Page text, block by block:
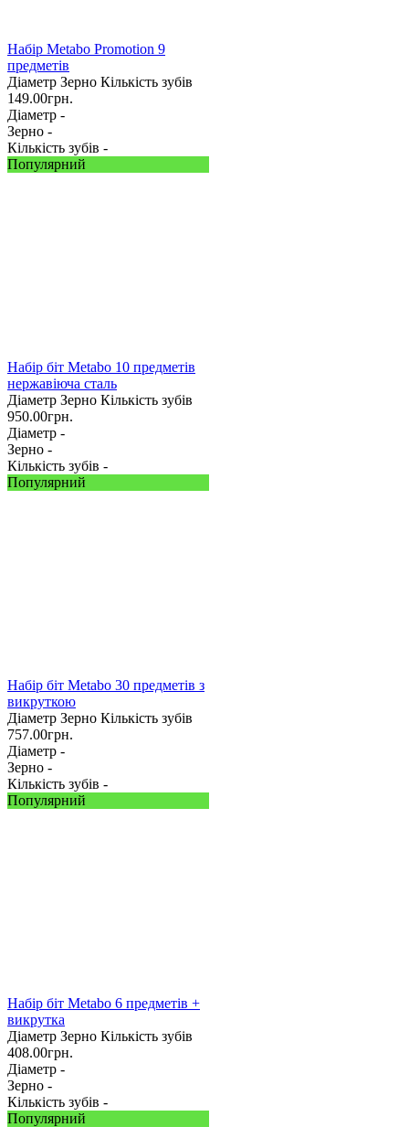
Набір Metabo Promotion 9
предметів
Діаметр Зерно Кількість зубів
149.00грн.
Діаметр -
Зерно -
Кількість зубів -
Популярний
Набір біт Metabo 10 предметів
нержавіюча сталь
Діаметр Зерно Кількість зубів
950.00грн.
Діаметр -
Зерно -
Кількість зубів -
Популярний
Набір біт Metabo 30 предметів з
викруткою
Діаметр Зерно Кількість зубів
757.00грн.
Діаметр -
Зерно -
Кількість зубів -
Популярний
Набір біт Metabo 6 предметів +
викрутка
Діаметр Зерно Кількість зубів
408.00грн.
Діаметр -
Зерно -
Кількість зубів -
Популярний